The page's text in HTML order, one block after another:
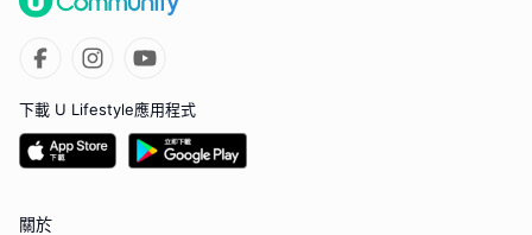
下載 U Lifestyle應用程式
關於